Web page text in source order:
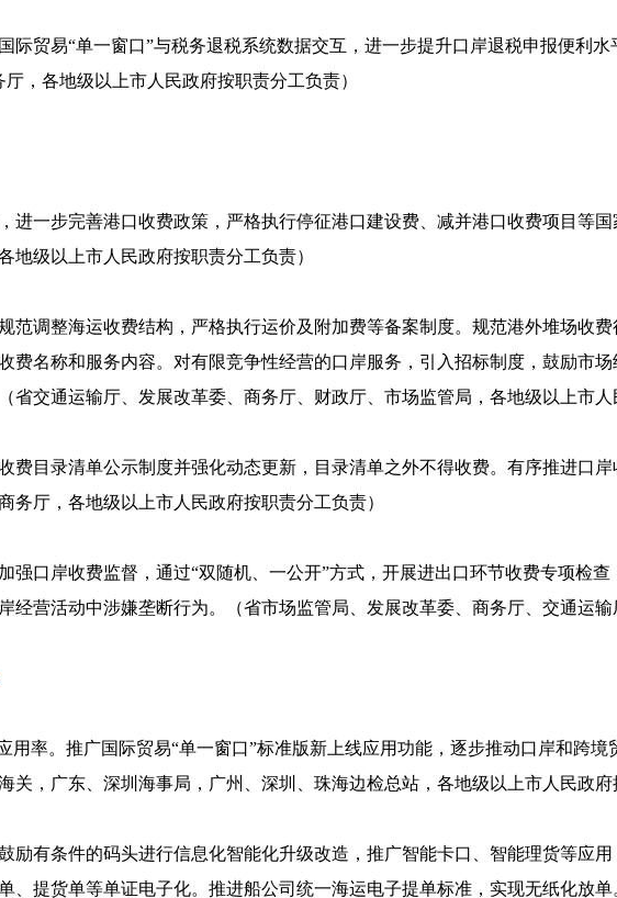
际贸易“单一窗口”与税务退税系统数据交互，进一步提升口岸退税申报便利
，各地级以上市人民政府按职责分工负责）
进一步完善港口收费政策，严格执行停征港口建设费、减并港口收费项目等
地级以上市人民政府按职责分工负责）
范调整海运收费结构，严格执行运价及附加费等备案制度。规范港外堆场收
费名称和服务内容。对有限竞争性经营的口岸服务，引入招标制度，鼓励市
省交通运输厅、发展改革委、商务厅、财政厅、市场监管局，各地级以上市人
费目录清单公示制度并强化动态更新，目录清单之外不得收费。有序推进口
务厅，各地级以上市人民政府按职责分工负责）
强口岸收费监督，通过“双随机、一公开”方式，开展进出口环节收费专项检
经营活动中涉嫌垄断行为。（省市场监管局、发展改革委、商务厅、交通运
用率。推广国际贸易“单一窗口”标准版新上线应用功能，逐步推动口岸和跨境
关，广东、深圳海事局，广州、深圳、珠海边检总站，各地级以上市人民政府
励有条件的码头进行信息化智能化升级改造，推广智能卡口、智能理货等应
、提货单等单证电子化。推进船公司统一海运电子提单标准，实现无纸化放